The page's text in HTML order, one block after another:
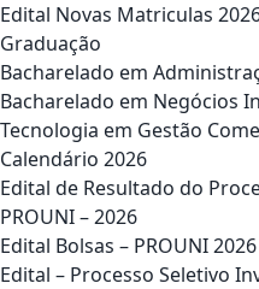
Edital Novas Matriculas
Graduação
Bacharelado em
Bacharelado em Negócios
Tecnologia em Gestão
Calendário 2026
Edital de Resultado do
PROUNI – 2026
Edital Bolsas – PROUNI
Edital – Processo Seletivo